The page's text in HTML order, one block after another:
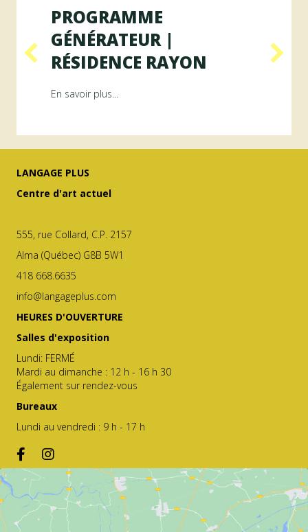
ArAMiS
PROGRAMME
GÉNÉRATEUR |
RÉSIDENCE RAYON
En savoir plus...
LANGAGE PLUS
Centre d'art actuel
555, rue Collard, C.P. 2157
Alma (Québec) G8B 5W1
418 668.6635
info@langageplus.com
HEURES D'OUVERTURE
Salles d'exposition
Lundi: FERMÉ
Mardi au dimanche : 12 h - 16 h 30
Également sur rendez-vous
Bureaux
Lundi au vendredi : 9 h - 17 h